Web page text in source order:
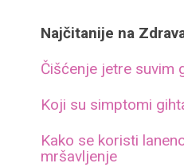
Najčitanije na
Čišćenje jetre suvim
Koji su simptomi
Kako se koristi
mršavljenje